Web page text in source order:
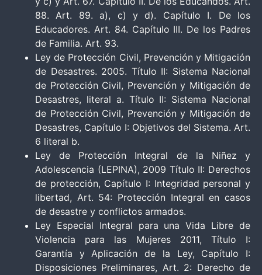
88. Art. 89. a), c) y d). Capítulo I. De los
Educadores. Art. 84. Capítulo III. De los Padres
de Familia. Art. 93.
Ley de Protección Civil, Prevención y Mitigación
de Desastres. 2005. Título II: Sistema Nacional
de Protección Civil, Prevención y Mitigación de
Desastres, literal a. Título II: Sistema Nacional
de Protección Civil, Prevención y Mitigación de
Desastres, Capítulo I: Objetivos del Sistema. Art.
6 literal b.
Ley de Protección Integral de la Niñez y
Adolescencia (LEPINA), 2009 Título II: Derechos
de protección, Capítulo I: Integridad personal y
libertad, Art. 54: Protección Integral en casos
de desastre y conflictos armados.
Ley Especial Integral para una Vida Libre de
Violencia para las Mujeres 2011, Título I:
Garantía y Aplicación de la Ley, Capítulo I:
Disposiciones Preliminares, Art. 2: Derecho de